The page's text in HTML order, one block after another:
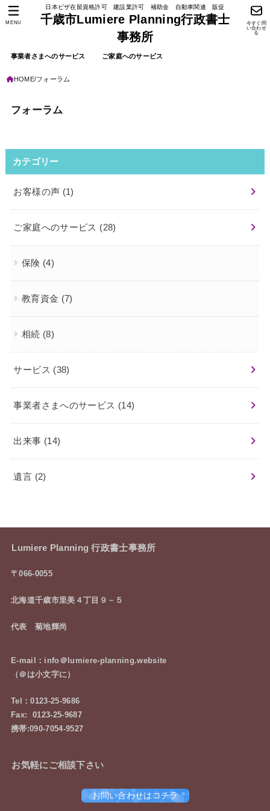
日本ビザ在留資格許可 建設業許可 補助金 自動車関連 販促
千歳市Lumiere Planning行政書士
事務所
事業者さまへのサービス ご家庭へのサービス
今すぐ問
い合わせ
る
MENU
HOME フォーラム
フォーラム
カテゴリー
お客様の声 (1)
ご家庭へのサービス (28)
保険 (4)
教育資金 (7)
相続 (8)
サービス (38)
事業者さまへのサービス (14)
出来事 (14)
遺言 (2)
Lumiere Planning 行政書士事務所
〒066-0055
北海道千歳市里美４丁目９－５
代表 菊地輝尚
E-mail：info＠lumiere-planning.website
（＠は小文字に）
Tel：0123-25-9686
Fax: 0123-25-9687
携帯:090-7054-9527
お気軽にご相談下さい
お問い合わせはコチラ